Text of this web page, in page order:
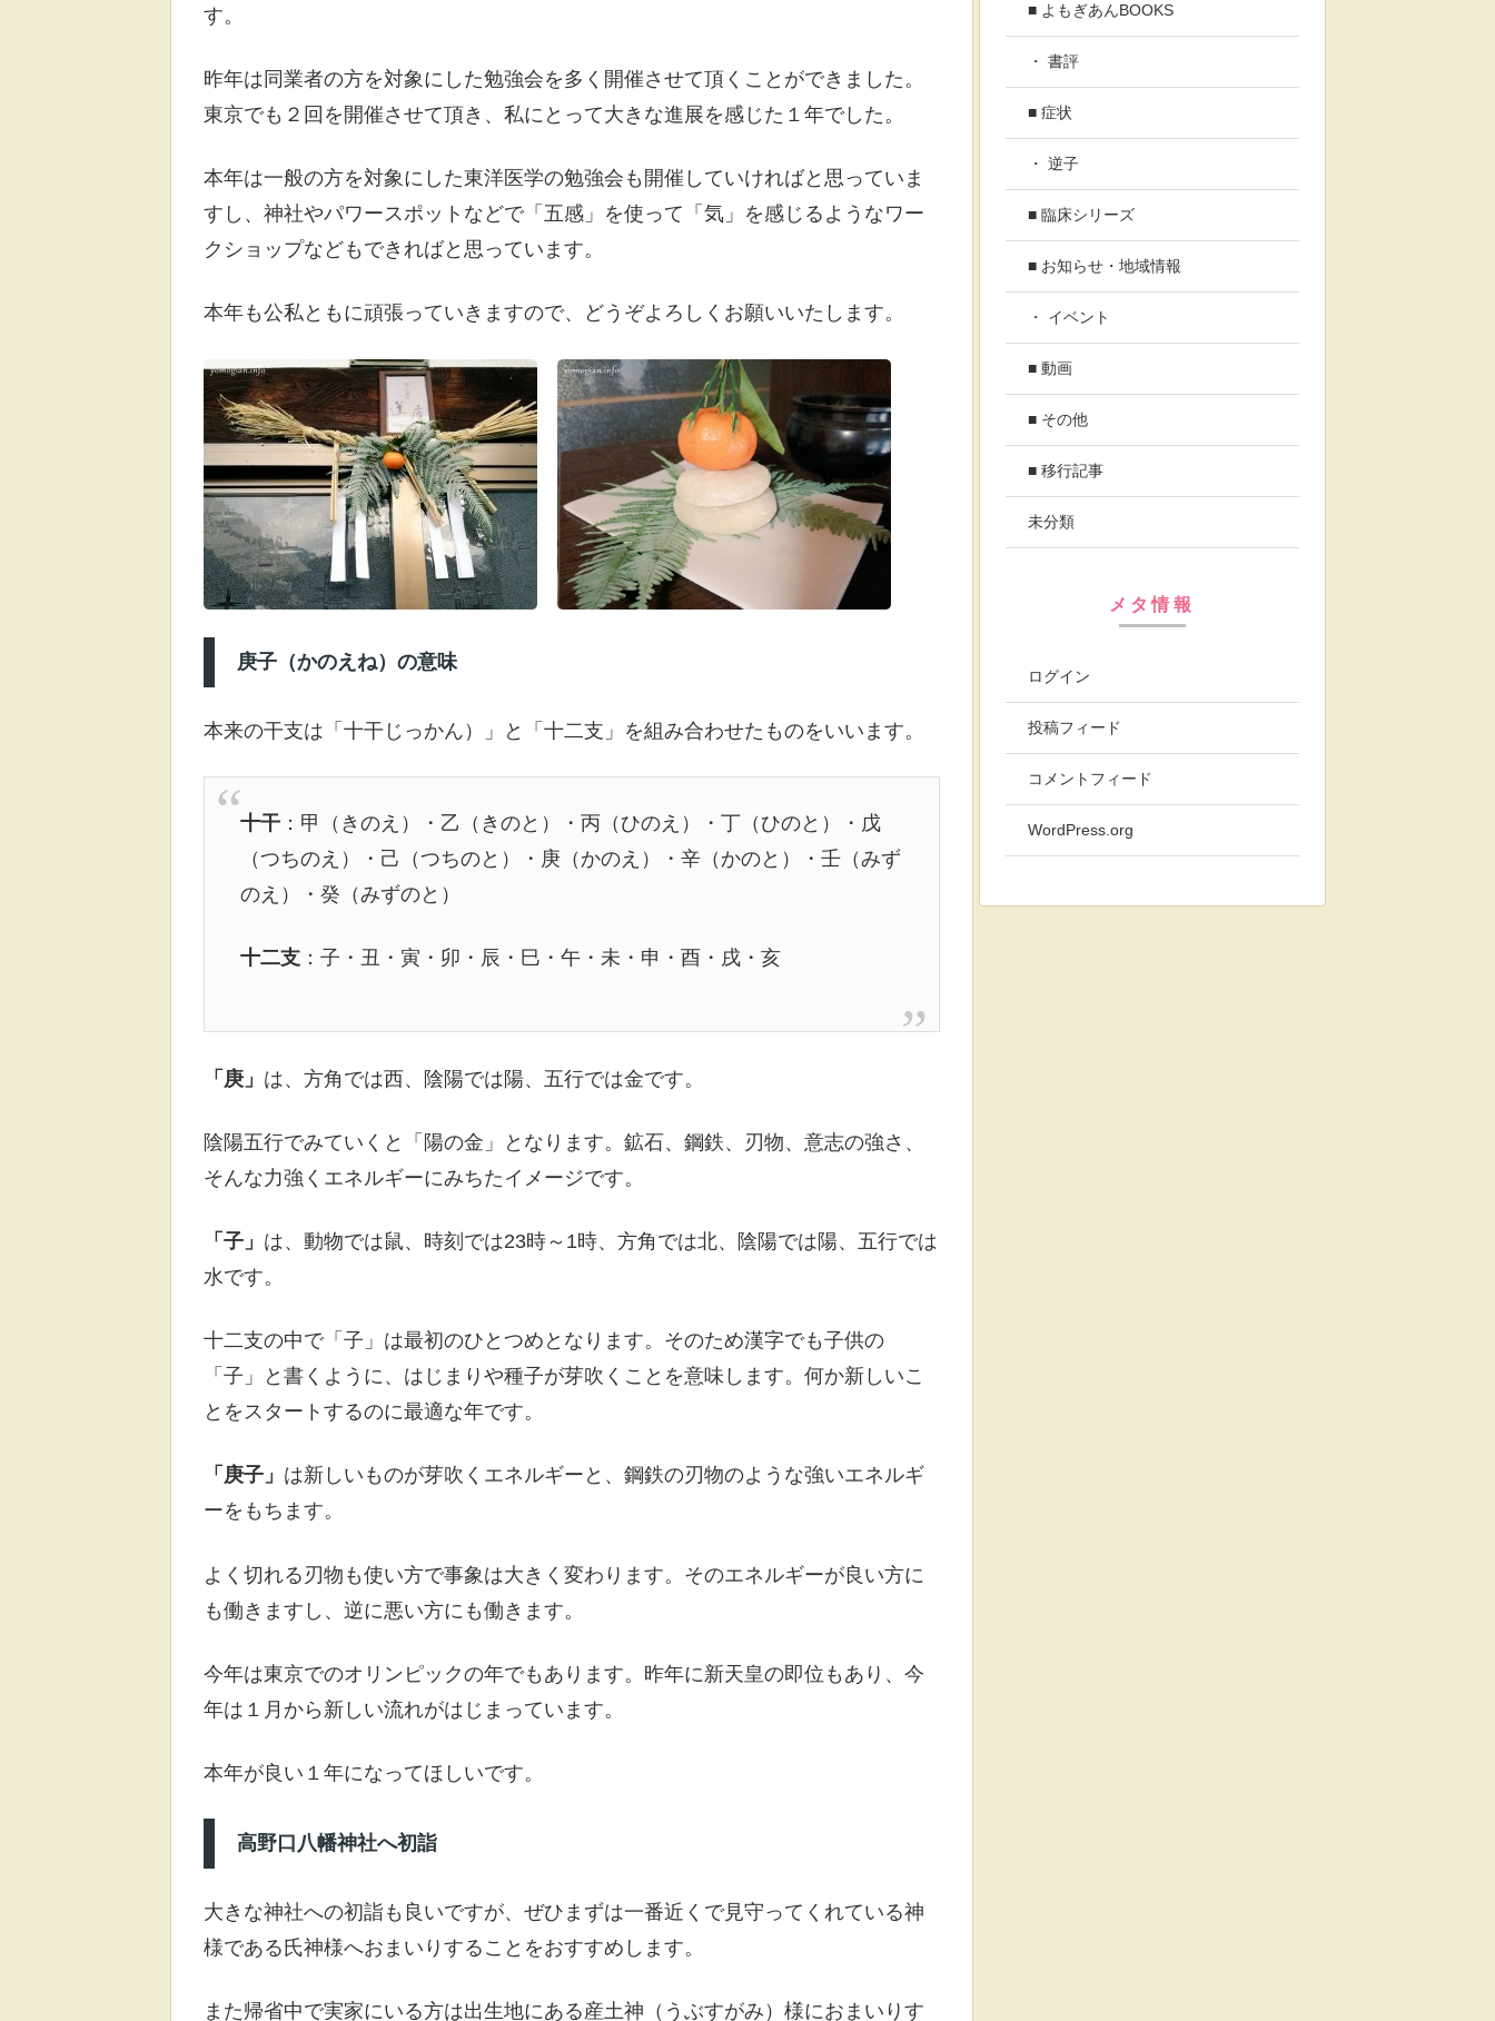
す。
昨年は同業者の方を対象にした勉強会を多く開催させて頂くことができました。
東京でも２回を開催させて頂き、私にとって大きな進展を感じた１年でした。
本年は一般の方を対象にした東洋医学の勉強会も開催していければと思っていま
すし、神社やパワースポットなどで「五感」を使って「気」を感じるようなワー
クショップなどもできればと思っています。
本年も公私ともに頑張っていきますので、どうぞよろしくお願いいたします。
庚子（かのえね）の意味
本来の干支は「十干じっかん）」と「十二支」を組み合わせたものをいいます。
十干：甲（きのえ）・乙（きのと）・丙（ひのえ）・丁（ひのと）・戊
（つちのえ）・己（つちのと）・庚（かのえ）・辛（かのと）・壬（みず
のえ）・癸（みずのと）
十二支：子・丑・寅・卯・辰・巳・午・未・申・酉・戌・亥
「庚」 は、方角では西、陰陽では陽、五行では金です。
陰陽五行でみていくと「陽の金」となります。鉱石、鋼鉄、刃物、意志の強さ、
そんな力強くエネルギーにみちたイメージです。
「子」 は、動物では鼠、時刻では23時～1時、方角では北、陰陽では陽、五行では
水です。
十二支の中で「子」は最初のひとつめとなります。そのため漢字でも子供の
「子」と書くように、はじまりや種子が芽吹くことを意味します。何か新しいこ
とをスタートするのに最適な年です。
「庚子」 は新しいものが芽吹くエネルギーと、鋼鉄の刃物のような強いエネルギ
ーをもちます。
よく切れる刃物も使い方で事象は大きく変わります。そのエネルギーが良い方に
も働きますし、逆に悪い方にも働きます。
今年は東京でのオリンピックの年でもあります。昨年に新天皇の即位もあり、今
年は１月から新しい流れがはじまっています。
本年が良い１年になってほしいです。
高野口八幡神社へ初詣
大きな神社への初詣も良いですが、ぜひまずは一番近くで見守ってくれている神
様である氏神様へおまいりすることをおすすめします。
また帰省中で実家にいる方は出生地にある産土神（うぶすがみ）様におまいりす
■ よもぎあんBOOKS
・ 書評
■ 症状
・ 逆子
■ 臨床シリーズ
■ お知らせ・地域情報
・ イベント
■ 動画
■ その他
■ 移行記事
未分類
メタ情報
ログイン
投稿フィード
コメントフィード
WordPress.org